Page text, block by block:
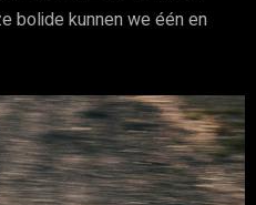
bolide kunnen we één en